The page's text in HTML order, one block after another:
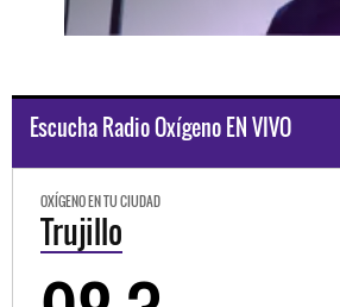
Escucha Radio Oxígeno EN VIVO
OXÍGENO EN TU CIUDAD
Trujillo